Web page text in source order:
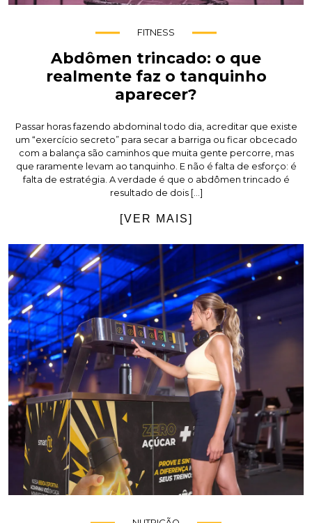
FITNESS
Abdômen trincado: o que
realmente faz o tanquinho
aparecer?
Passar horas fazendo abdominal todo dia, acreditar que existe
um “exercício secreto” para secar a barriga ou ficar obcecado
com a balança são caminhos que muita gente percorre, mas
que raramente levam ao tanquinho. E não é falta de esforço: é
falta de estratégia. A verdade é que o abdômen trincado é
resultado de dois […]
[VER MAIS]